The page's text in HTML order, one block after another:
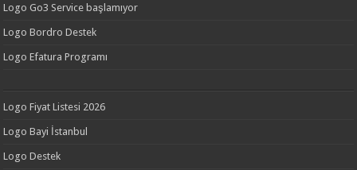
Logo Go3 Service başlamıyor
Logo Bordro Destek
Logo Efatura Programı
Logo Fiyat Listesi 2026
Logo Bayi İstanbul
Logo Destek